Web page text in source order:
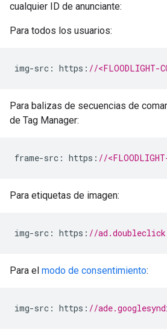
cualquier ID de anunciante:
Para todos los usuarios:
img-src : https : //
Para balizas de secuencias de
de Tag Manager:
frame-src : https : //
Para etiquetas de imagen:
img-src : https : //
Para el modo de consentimiento:
img-src : https : //